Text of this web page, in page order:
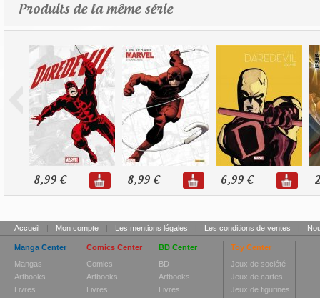
Produits de la même série
8,99 € 8,99 € 6,99 €
Accueil | Mon compte | Les mentions légales | Les conditions de ventes |
Manga Center
Mangas
Artbooks
Livres
Comics Center
Comics
Artbooks
Livres
BD Center
BD
Artbooks
Livres
Toy Center
Jeux de société
Jeux de cartes
Jeux de figurines